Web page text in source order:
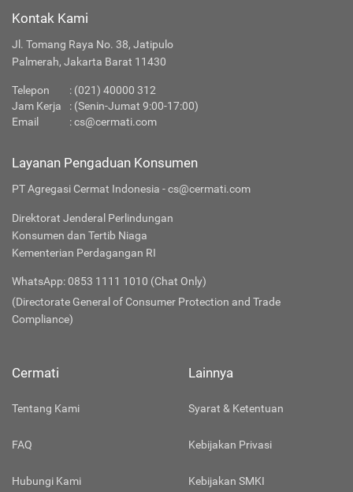
Kontak Kami
Jl. Tomang Raya No. 38, Jatipulo
Palmerah, Jakarta Barat 11430
Telepon : (021) 40000 312
Jam Kerja
: (Senin-Jumat 9:00-17:00)
Email
:cs@cermati.com
Layanan Pengaduan Konsumen
PT Agregasi Cermat Indonesia - cs@cermati.com
Direktorat Jenderal Perlindungan
Konsumen dan Tertib Niaga
Kementerian Perdagangan RI
WhatsApp: 0853 1111 1010 (Chat Only)
(Directorate General of Consumer Protection and Trade
Compliance)
Cermati
Tentang Kami
FAQ
Hubungi Kami
Lainnya
Syarat & Ketentuan
Kebijakan Privasi
Kebijakan SMKI